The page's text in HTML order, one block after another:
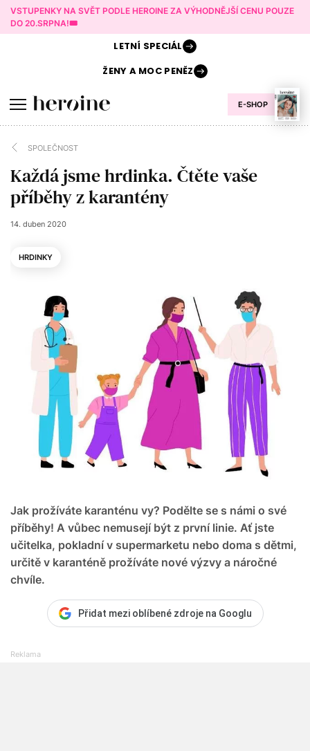
VSTUPENKY NA SVĚT PODLE HEROINE ZA VÝHODNĚJŠÍ CENU POUZE
DO 20.SRPNA!🎟️
E-SHOP
LETNÍ SPECIÁL
ŽENY AMOC PENĚZ
SPOLEČNOST
Každá jsme hrdinka. Čtěte vaše
příběhy z karantény
14. duben 2020
HRDINKY
Jak prožíváte karanténu vy? Podělte se s námi o své
příběhy! A vůbec nemusejí být z první linie. Ať jste
učitelka, pokladní v supermarketu nebo doma s dětmi,
určitě v karanténě prožíváte nové výzvy a náročné
chvíle.
Přidat mezi oblíbené zdroje na Googlu